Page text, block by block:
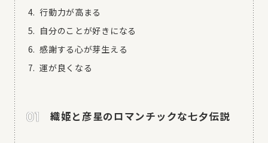
行動力が高まる
自分のことが好きになる
感謝する心が芽生える
運が良くなる
織姫と彦星のロマンチックな七夕伝説